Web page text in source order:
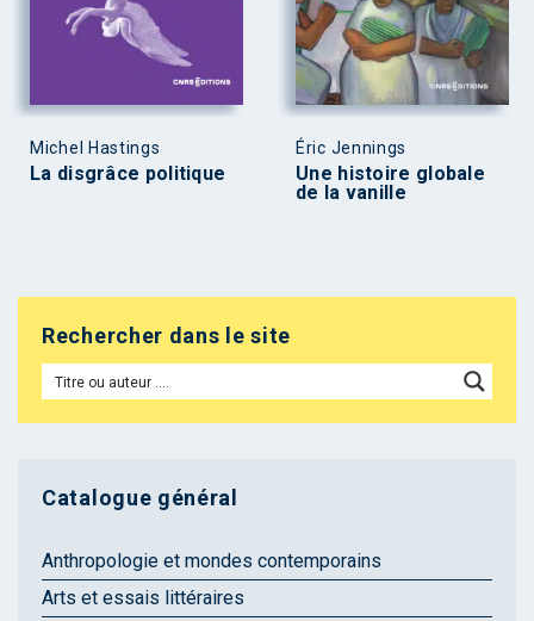
Michel Hastings
La disgrâce politique
Éric Jennings
Une histoire globale
de la vanille
Rechercher dans le site
Catalogue général
Anthropologie et mondes contemporains
Arts et essais littéraires